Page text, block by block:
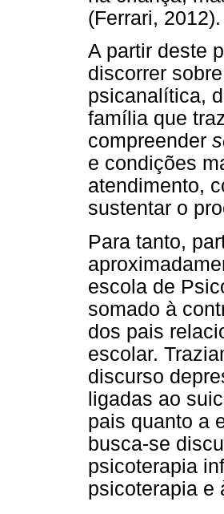
(Ferrari, 2012).
A partir deste
discorrer
psicanalítica,
família que
compreender
e condições
atendimento,
sustentar o
Para tanto,
escola de
somado à
dos pais
escolar.
discurso
ligadas ao
pais quanto a
busca-se
psicoterapia
psicoterapia e